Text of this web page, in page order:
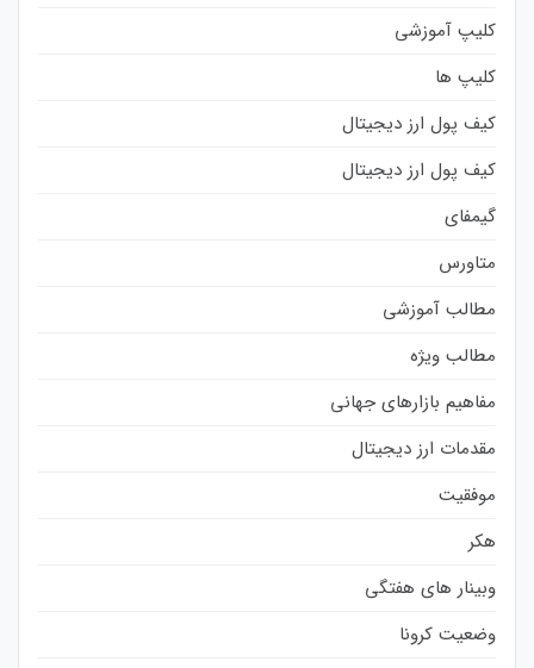
کلیپ آموزشی
کلیپ ها
کیف پول ارز دیجیتال
کیف پول ارز دیجیتال
گیمفای
متاورس
مطالب آموزشی
مطالب ویژه
مفاهیم بازارهای جهانی
مقدمات ارز دیجیتال
موفقیت
هکر
وبینار های هفتگی
وضعیت کرونا